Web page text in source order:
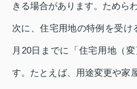
きる場合があります。ためら
次に、住宅用地の特例を受
月20日までに「住宅用地（
す。たとえば、用途変更や家